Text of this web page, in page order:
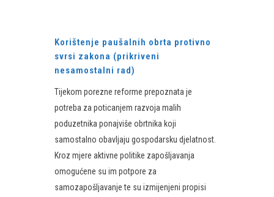
Korištenje paušalnih obrta protivno
svrsi zakona (prikriveni
nesamostalni rad)
​Tijekom porezne reforme prepoznata je
potreba za poticanjem razvoja malih
poduzetnika ponajviše obrtnika koji
samostalno obavljaju gospodarsku djelatnost.
Kroz mjere aktivne politike zapošljavanja
omogućene su im potpore za
samozapošljavanje te su izmijenjeni propisi